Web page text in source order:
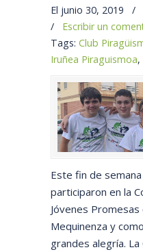
El junio 30, 2019 /
/ Escribir un
Tags: Club
Iruñea Piraguismoa,
Este fin de
participaron en la
Jóvenes
Mequinenza y
grandes alegría.